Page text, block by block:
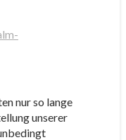
nur so lange
unserer